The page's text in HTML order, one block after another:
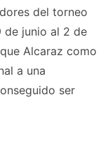
del torneo
de junio al 2 de
Alcaraz como
a una
ser